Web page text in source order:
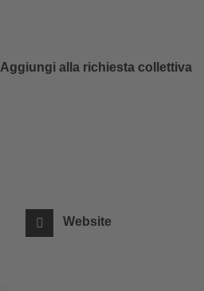
Aggiungi alla richiesta collettiva
Website